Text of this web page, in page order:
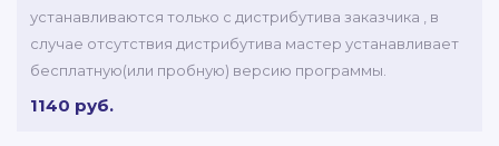
устанавливаются только с дистрибутива заказчика , в
случае отсутствия дистрибутива мастер устанавливает
бесплатную(или пробную) версию программы.
1140 руб.